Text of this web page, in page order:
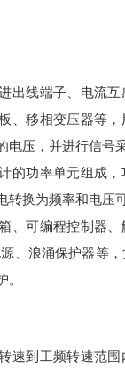
出线端子、电流
、移相变压器等
压，并进行信号采
的功率单元组成，
转换为频率和电压
、可编程控制器
、浪涌保护器等
速到工频转速范